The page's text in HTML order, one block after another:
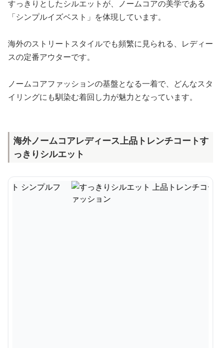
すっきりとしたシルエットが、ノームコアの美学である
「シンプルイズベスト」を体現しています。
海外のストリートスタイルでも頻繁に見られる、レディー
スの定番アウターです。
ノームコアファッションの基盤となる一着で、どんなスタ
イリングにも馴染む着回し力が魅力となっています。
海外ノームコアレディース上品トレンチコートす
っきりシルエット